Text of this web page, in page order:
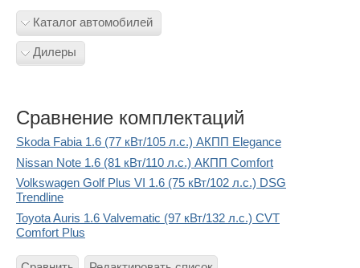
Каталог автомобилей
Дилеры
Сравнение комплектаций
Skoda Fabia 1.6 (77 кВт/105 л.с.) АКПП Elegance
Nissan Note 1.6 (81 кВт/110 л.с.) АКПП Comfort
Volkswagen Golf Plus VI 1.6 (75 кВт/102 л.с.) DSG
Trendline
Toyota Auris 1.6 Valvematic (97 кВт/132 л.с.) CVT
Comfort Plus